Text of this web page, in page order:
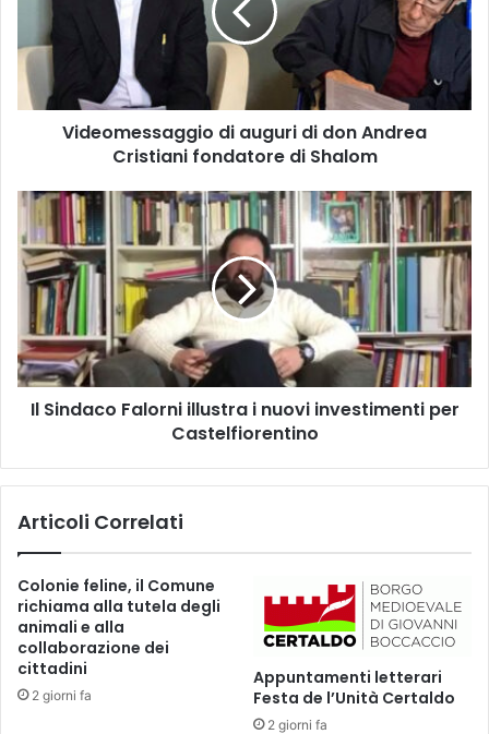
s
d
g
u
r
d
n
d
r
e
a
C
r
Videomessaggio di auguri di don Andrea
Cristiani fondatore di Shalom
S
a
c
o
n
l
l
u
s
r
Il Sindaco Falorni illustra i nuovi investimenti per
Castelfiorentino
Articoli Correlati
Colonie feline, il Comune
richiama alla tutela degli
animali e alla
collaborazione dei
cittadini
2 giorni fa
Appuntamenti letterari
Festa de l’Unità Certaldo
2 giorni fa